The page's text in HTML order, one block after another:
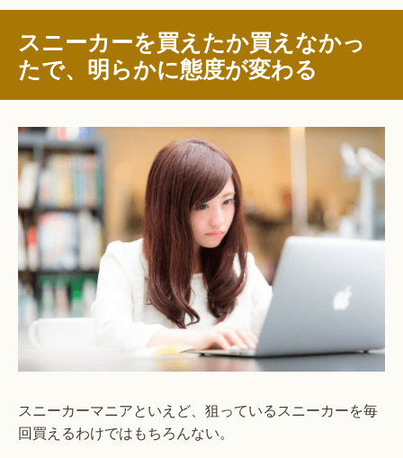
スニーカーを買えたか買えなかっ
たで、明らかに態度が変わる
スニーカーマニアといえど、狙っているスニーカーを毎
回買えるわけではもちろんない。